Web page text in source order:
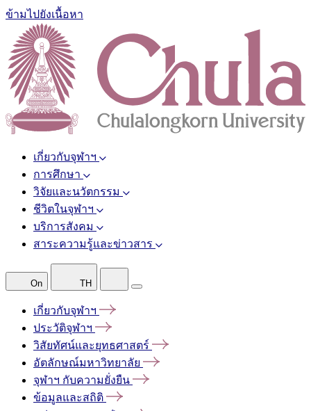
ข้ามไปยังเนื้อหา
เกี่ยวกับจุฬาฯ
การศึกษา
วิจัยและนวัตกรรม
ชีวิตในจุฬาฯ
บริการสังคม
สาระความรู้และข่าวสาร
On TH
เกี่ยวกับจุฬาฯ
ประวัติจุฬาฯ
วิสัยทัศน์และยุทธศาสตร์
อัตลักษณ์มหาวิทยาลัย
จุฬาฯ กับความยั่งยืน
ข้อมูลและสถิติ